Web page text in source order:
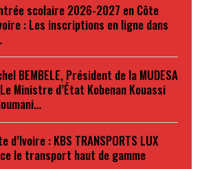
scolaire 2026-2027 en Côte
: Les inscriptions en ligne dans
BEMBELE, Président de la MUDESA
Ministre d’État Kobenan Kouassi
d’Ivoire : KBS TRANSPORTS LUX
le transport haut de gamme